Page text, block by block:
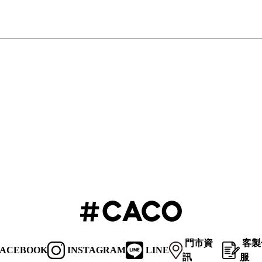
INSTAGRAM LINE
門市資
訊
客
服